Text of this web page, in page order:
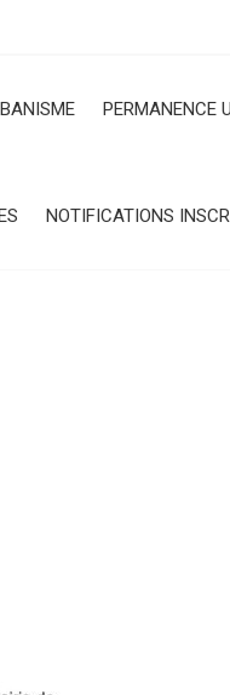
PERMANENCE
NOTIFICATIONS